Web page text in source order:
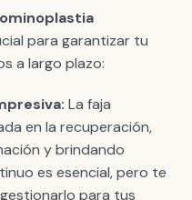
para garantizar tu
a largo plazo:
La faja
en la recuperación,
y brindando
es esencial, pero te
para tus